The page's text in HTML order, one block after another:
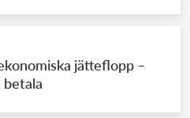
jätteflopp –
betala